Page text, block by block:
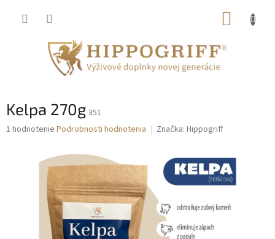
Kelpa 270g 351
Priemerné
hviezdičiek.
1 hodnotenie Podrobnosti hodnotenia Značka: Hippogriff